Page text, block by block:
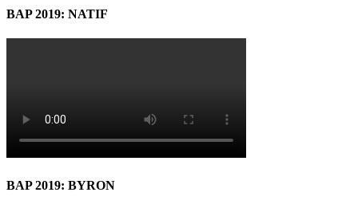
BAP 2019: NATIF
BAP 2019: BYRON